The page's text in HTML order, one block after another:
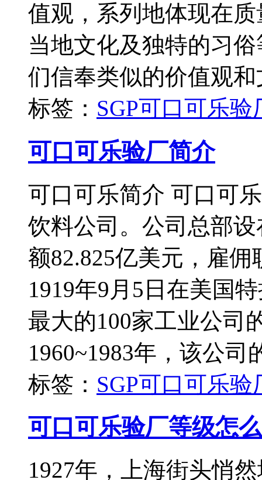
值观，系列地体现在
当地文化及独特的习
们信奉类似的价值观
标签： SGP可口可乐验
可口可乐验厂简介
可口可乐简介 可口可
饮料公司。公司总部
额82.825亿美元，雇
1919年9月5日在美国
最大的100家工业公司
1960~1983年，该公司
标签： SGP可口可乐验
可口可乐验厂等级怎
1927年，上海街头悄